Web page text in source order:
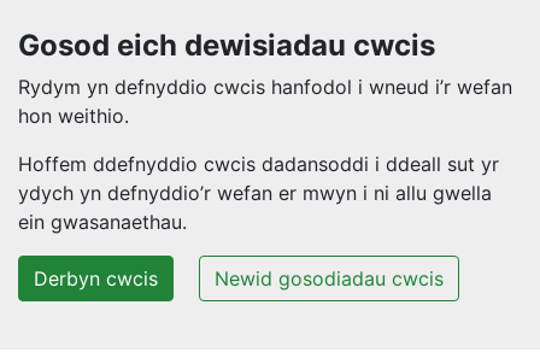
Gosod eich dewisiadau cwcis
Rydym yn defnyddio cwcis hanfodol i wneud i’r wefan
hon weithio.
Hoffem ddefnyddio cwcis dadansoddi i ddeall sut yr
ydych yn defnyddio’r wefan er mwyn i ni allu gwella
ein gwasanaethau.
Derbyn cwcis Newid gosodiadau cwcis